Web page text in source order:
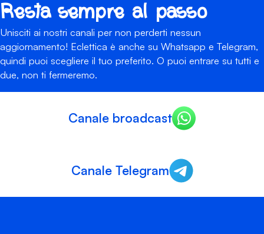
Resta sempre al passo
Unisciti ai nostri canali per non perderti nessun
aggiornamento! Eclettica è anche su Whatsapp e Telegram,
quindi puoi scegliere il tuo preferito. O puoi entrare su tutti e
due, non ti fermeremo.
Canale broadcast
Canale Telegram